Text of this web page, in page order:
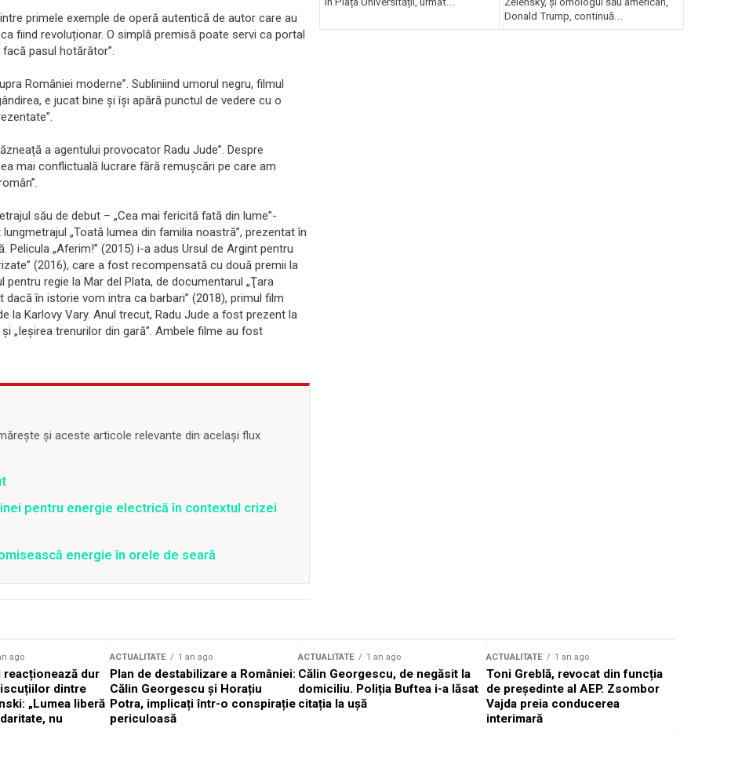
primele exemple de operă autentică de autor care au
fiind revoluționar. O simplă premisă poate servi ca portal
pasul hotărâtor”.
României moderne”. Subliniind umorul negru, filmul
e jucat bine și își apără punctul de vedere cu o
a agentului provocator Radu Jude”. Despre
mai conflictuală lucrare fără remușcări pe care am
său de debut – „Cea mai fericită fată din lume”-
„Toată lumea din familia noastră”, prezentat în
„Aferim!” (2015) i-a adus Ursul de Argint pentru
(2016), care a fost recompensată cu două premii la
regie la Mar del Plata, de documentarul „Ţara
în istorie vom intra ca barbari” (2018), primul film
la Karlovy Vary. Anul trecut, Radu Jude a fost prezent la
„Ieşirea trenurilor din gară”. Ambele filme au fost
și aceste articole relevante din același flux
pentru energie electrică în contextul crizei
energie în orele de seară
Donald Trump, continuă...
ago
reacționează dur
dintre
„Lumea liberă
nu
ACTUALITATE 1 an ago
Plan de destabilizare a României:
Călin Georgescu și Horațiu
Potra, implicați într-o conspirație
periculoasă
ACTUALITATE 1 an ago
Călin Georgescu, de negăsit la
domiciliu. Poliția Buftea i-a lăsat
citația la ușă
ACTUALITATE 1 an ago
Toni Greblă, revocat din funcția
de președinte al AEP. Zsombor
Vajda preia conducerea
interimară